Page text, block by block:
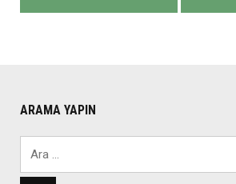
ARAMA YAPIN